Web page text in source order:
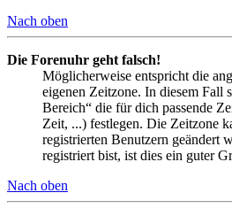
Nach oben
Die Forenuhr geht falsch!
Möglicherweise entspricht die
eigenen Zeitzone. In diesem Fall
Bereich“ die für dich passende
Zeit, ...) festlegen. Die Zeitzone
registrierten Benutzern geändert
registriert bist, ist dies ein guter
Nach oben